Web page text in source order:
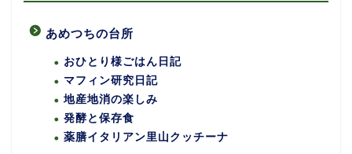
あめつちの台所
おひとり様ごはん日記
マフィン研究日記
地産地消の楽しみ
発酵と保存食
薬膳イタリアン里山クッチーナ